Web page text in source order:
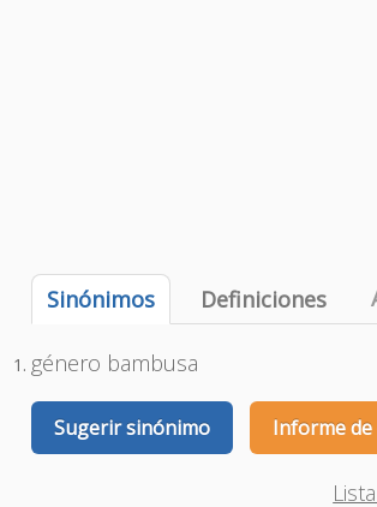
Sinónimos Definiciones
género bambusa
Sugerir sinónimo Informe